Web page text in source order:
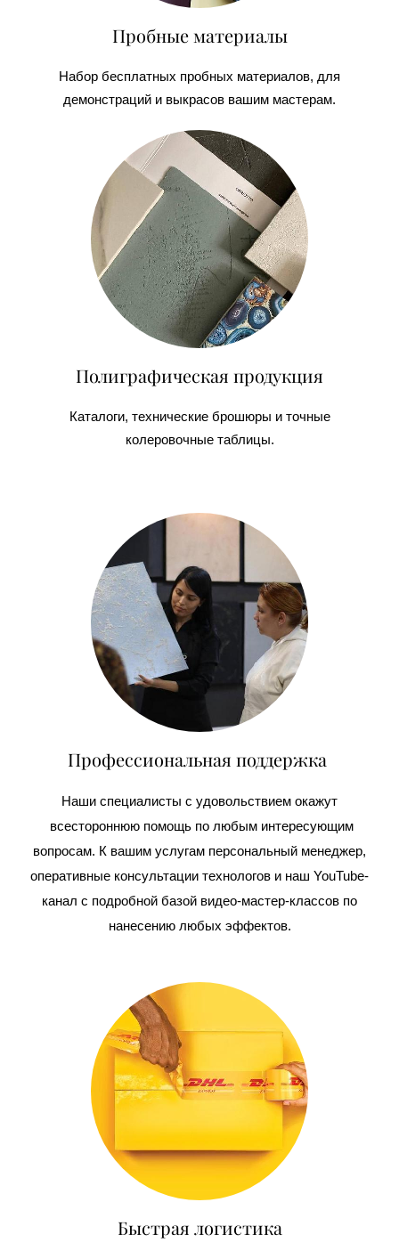
Пробные материалы
Набор бесплатных пробных материалов, для
демонстраций и выкрасов вашим мастерам.
Полиграфическая продукция
Каталоги, технические брошюры и точные
колеровочные таблицы.
Профессиональная поддержка
Наши специалисты с удовольствием окажут
всестороннюю помощь по любым интересующим
вопросам. К вашим услугам персональный менеджер,
оперативные консультации технологов и наш YouTube-
канал с подробной базой видео-мастер-классов по
нанесению любых эффектов.
Быстрая логистика